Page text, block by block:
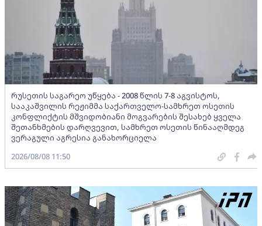
რუსეთის საგარეო უწყება - 2008 წლის 7-8 აგვისტოს,
სააკაშვილის რეჟიმმა საქართველო-სამხრეთ ოსეთის
კონფლიქტის მშვიდობიანი მოგვარების შესახებ ყველა
შეთანხმების დარღვევით, სამხრეთ ოსეთის წინააღმდეგ
ვერაგული აგრესია განახორციელა
2026/08/08 11:50